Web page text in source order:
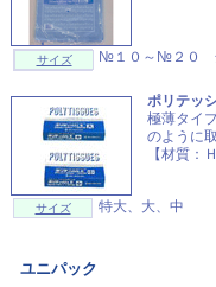
サイズ №１０～№２０
ポリテッ
極薄タイ
のように
【材質：
サイズ 特大、大、中
ユニパック